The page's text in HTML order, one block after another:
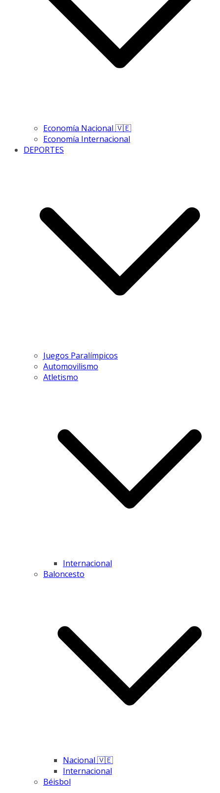
Economía Nacional 🇻🇪
Economía Internacional
DEPORTES
Juegos Paralímpicos
Automovilismo
Atletismo
Internacional
Baloncesto
Nacional 🇻🇪
Internacional
Béisbol